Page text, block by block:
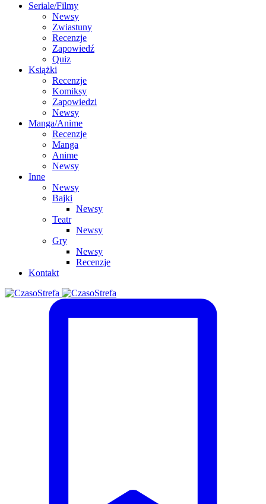
Seriale/Filmy
Newsy
Zwiastuny
Recenzje
Zapowiedź
Quiz
Książki
Recenzje
Komiksy
Zapowiedzi
Newsy
Manga/Anime
Recenzje
Manga
Anime
Newsy
Inne
Newsy
Bajki
Newsy
Teatr
Newsy
Gry
Newsy
Recenzje
Kontakt